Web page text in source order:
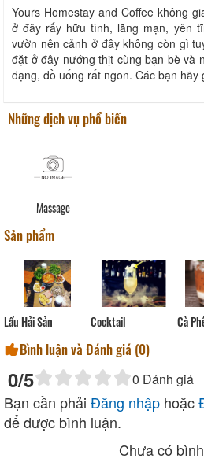
Yours Homestay and Coffee không
ở đây rấy hữu tình, lãng mạn, yên
vườn nên cảnh ở đây không còn gì
đặt ở đây nướng thịt cùng bạn bè và
dạng, đồ uống rất ngon. Các bạn
Những dịch vụ phổ biến
Massage
Sản phẩm
Lẩu Hải Sản Cocktail Cà
Bình luận và Đánh giá (0)
0/5 0 Đánh giá
Bạn cần phải Đăng nhập hoặc
để được bình luận.
Chưa có